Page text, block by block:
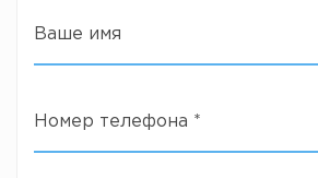
Ваше имя
Номер телефона *